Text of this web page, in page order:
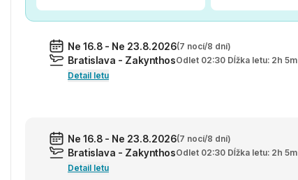
Ne 16.8 - Ne 23.8.2026(7 nocí/8 dní)
Bratislava - ZakynthosOdlet 02:30 Dĺžka letu: 2h 5m
Detail letu
Ne 16.8 - Ne 23.8.2026(7 nocí/8 dní)
Bratislava - ZakynthosOdlet 02:30 Dĺžka letu: 2h 5m
Detail letu